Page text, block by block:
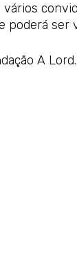
ser
A Lord.